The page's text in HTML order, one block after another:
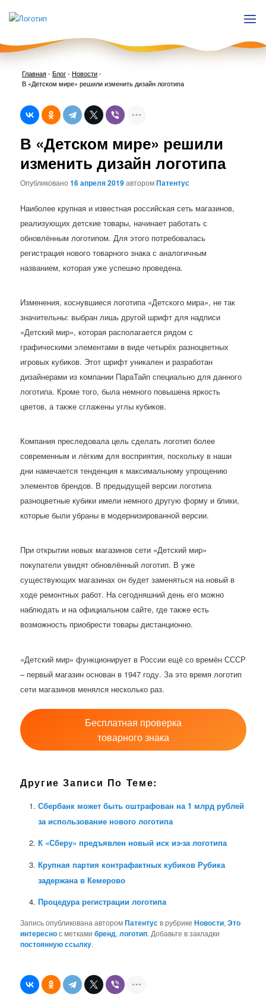
Главная-Блог- Новости-
В «Детском мире» решили изменить дизайн логотипа
В «Детском мире» решили
изменить дизайн логотипа
Опубликовано16 апреля 2019авторомПатентус
Наиболее крупная и известная российская сеть магазинов,
реализующих детские товары, начинает работать с
обновлённым логотипом. Для этого потребовалась
регистрация нового товарного знака с аналогичным
названием, которая уже успешно проведена.
Изменения, коснувшиеся логотипа «Детского мира», не так
значительны: выбран лишь другой шрифт для надписи
«Детский мир», которая располагается рядом с
графическими элементами в виде четырёх разноцветных
игровых кубиков. Этот шрифт уникален и разработан
дизайнерами из компании ПараТайп специально для данного
логотипа. Кроме того, была немного повышена яркость
цветов, а также сглажены углы кубиков.
Компания преследовала цель сделать логотип более
современным и лёгким для восприятия, поскольку в наши
дни намечается тенденция к максимальному упрощению
элементов брендов. В предыдущей версии логотипа
разноцветные кубики имели немного другую форму и блики,
которые были убраны в модернизированной версии.
При открытии новых магазинов сети «Детский мир»
покупатели увидят обновлённый логотип. В уже
существующих магазинах он будет заменяться на новый в
ходе ремонтных работ. На сегодняшний день его можно
наблюдать и на официальном сайте, где также есть
возможность приобрести товары дистанционно.
«Детский мир» функционирует в России ещё со времён СССР
– первый магазин основан в 1947 году. За это время логотип
сети магазинов менялся несколько раз.
Бесплатная проверка
товарного знака
Другие Записи По Теме:
Сбербанк может быть оштрафован на 1 млрд рублей
за использование нового логотипа
К «Сберу» предъявлен новый иск из-за логотипа
Крупная партия контрафактных кубиков Рубика
задержана в Кемерово
Процедура регистрации логотипа
Запись опубликована авторомПатентусв рубрикеНовости,Это
интереснос меткамибренд,логотип. Добавьте в закладки
постоянную ссылку.